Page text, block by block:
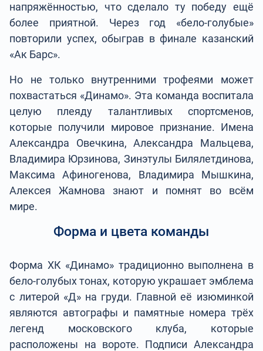
напряжённостью, что сделало ту победу ещё
более приятной. Через год «бело-голубые»
повторили успех, обыграв в финале казанский
«Ак Барс».
Но не только внутренними трофеями может
похвастаться «Динамо». Эта команда воспитала
целую плеяду талантливых спортсменов,
которые получили мировое признание. Имена
Александра Овечкина, Александра Мальцева,
Владимира Юрзинова, Зинэтулы Билялетдинова,
Максима Афиногенова, Владимира Мышкина,
Алексея Жамнова знают и помнят во всём
мире.
Форма и цвета команды
Форма ХК «Динамо» традиционно выполнена в
бело-голубых тонах, которую украшает эмблема
с литерой «Д» на груди. Главной её изюминкой
являются автографы и памятные номера трёх
легенд московского клуба, которые
расположены на вороте. Подписи Александра